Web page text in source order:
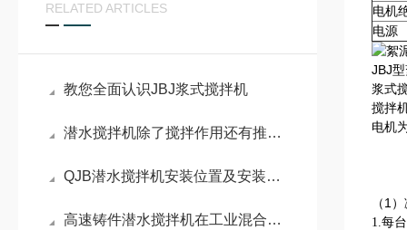
RELATED ARTICLES
教您全面认识JBJ浆式搅拌机
潜水搅拌机除了搅拌作用还有推射的效果
QJB潜水搅拌机安装位置及安装角度
高速铸件潜水搅拌机在工业混合中的重要性
电机
电源
JBJ
浆式
搅拌
电机
（1
1.每